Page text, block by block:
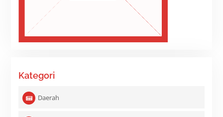
Kategori
Daerah